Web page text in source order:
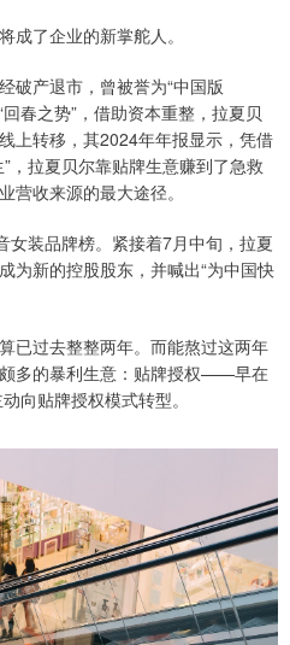
成了企业的新掌舵人。
破产退市，曾被誉为“中国版
春之势”，借助资本重整，拉夏贝
上转移，其2024年年报显示，凭借
，拉夏贝尔靠贴牌生意赚到了急救
营收来源的最大途径。
女装品牌榜。紧接着7月中旬，拉夏
为新的控股股东，并喊出“为中国快
已过去整整两年。而能熬过这两年
多的暴利生意：贴牌授权——早在
向贴牌授权模式转型。